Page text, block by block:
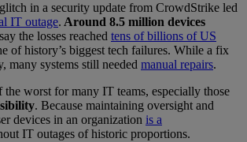
in a security update from CrowdStrike led
IT outage. Around 8.5 million devices
the losses reached tens of billions of US
of history’s biggest tech failures. While a fix
many systems still needed manual repairs.
the worst for many IT teams, especially those
. Because maintaining oversight and
devices in an organization is a
IT outages of historic proportions.